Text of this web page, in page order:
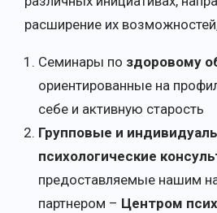
расширение их
Семинары по здоровому
ориентированные на
себе и активную старость
Групповые и
психологические
предоставляемые нашим
партнером – Центром